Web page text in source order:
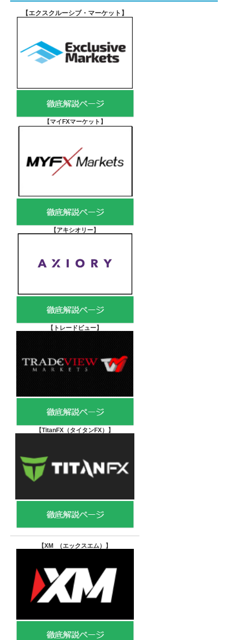
【エクスクルーシブ・マーケット 】
【マイFXマーケット 】
【アキシオリー】
【 トレードビュー】
【TitanFX（タイタンFX） 】
【XM （エックスエム） 】